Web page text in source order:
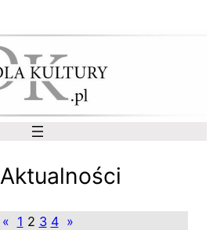
Aktualności
« 1 2 3 4 »